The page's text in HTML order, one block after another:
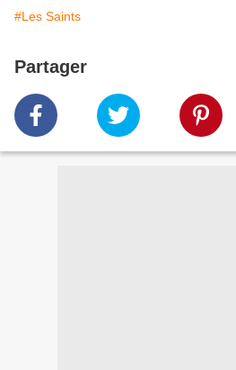
#Les Saints
Partager